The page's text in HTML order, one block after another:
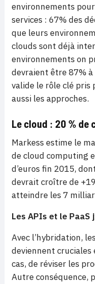
environnements
services : 67% des
que leurs
clouds sont déjà
environnements on
devraient être 87%
valide le rôle clé pris
aussi les approches.
Le cloud : 20 % de
Markess estime le
de cloud computing
d’euros fin 2015,
devrait croître de
atteindre les 7
Les APIs et le
Avec l’hybridation,
deviennent
cas, de réviser les
Autre conséquence,